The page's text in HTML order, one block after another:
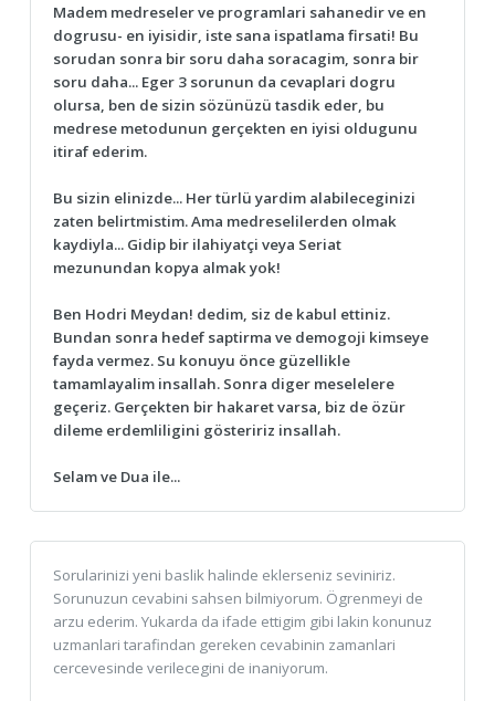
Madem medreseler ve programlari sahanedir ve en
dogrusu- en iyisidir, iste sana ispatlama firsati! Bu
sorudan sonra bir soru daha soracagim, sonra bir
soru daha... Eger 3 sorunun da cevaplari dogru
olursa, ben de sizin sözünüzü tasdik eder, bu
medrese metodunun gerçekten en iyisi oldugunu
itiraf ederim.
Bu sizin elinizde... Her türlü yardim alabileceginizi
zaten belirtmistim. Ama medreselilerden olmak
kaydiyla... Gidip bir ilahiyatçi veya Seriat
mezunundan kopya almak yok!
Ben Hodri Meydan! dedim, siz de kabul ettiniz.
Bundan sonra hedef saptirma ve demogoji kimseye
fayda vermez. Su konuyu önce güzellikle
tamamlayalim insallah. Sonra diger meselelere
geçeriz. Gerçekten bir hakaret varsa, biz de özür
dileme erdemliligini gösteririz insallah.
Selam ve Dua ile...
Sorularinizi yeni baslik halinde eklerseniz seviniriz.
Sorunuzun cevabini sahsen bilmiyorum. Ögrenmeyi de
arzu ederim. Yukarda da ifade ettigim gibi lakin konunuz
uzmanlari tarafindan gereken cevabinin zamanlari
cercevesinde verilecegini de inaniyorum.